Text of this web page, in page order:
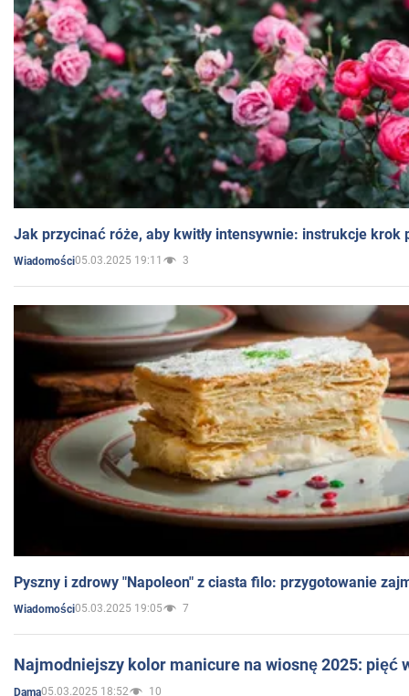
Jak przycinać róże, aby kwitły intensywnie: instrukcje krok
Wiadomości05.03.2025 19:11 3
Pyszny i zdrowy "Napoleon" z ciasta filo: przygotowanie
Wiadomości05.03.2025 19:05 7
Najmodniejszy kolor manicure na wiosnę 2025: pięć
Dama05.03.2025 18:52 10